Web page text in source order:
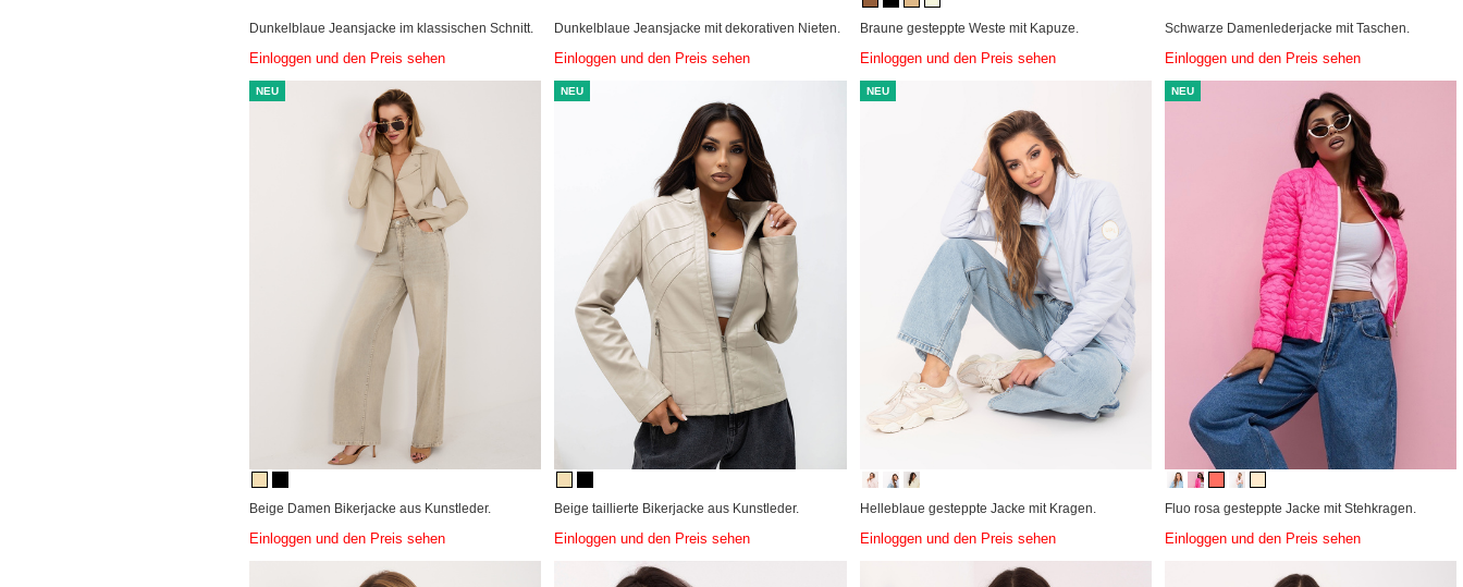
Dunkelblaue Jeansjacke im klassischen Schnitt.
Einloggen und den Preis sehen
Dunkelblaue Jeansjacke mit dekorativen Nieten.
Einloggen und den Preis sehen
Braune gesteppte Weste mit Kapuze.
Einloggen und den Preis sehen
Schwarze Damenlederjacke mit Taschen.
Einloggen und den Preis sehen
NEU
Beige Damen Bikerjacke aus Kunstleder.
Einloggen und den Preis sehen
NEU
Beige taillierte Bikerjacke aus Kunstleder.
Einloggen und den Preis sehen
NEU
Helleblaue gesteppte Jacke mit Kragen.
Einloggen und den Preis sehen
NEU
Fluo rosa gesteppte Jacke mit Stehkragen.
Einloggen und den Preis sehen